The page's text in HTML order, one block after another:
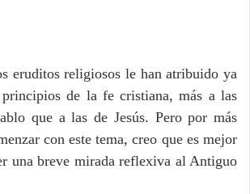
eruditos religiosos le han atribuido ya
de la fe cristiana, más a las
que a las de Jesús. Pero por más
con este tema, creo que es mejor
una breve mirada reflexiva al Antiguo